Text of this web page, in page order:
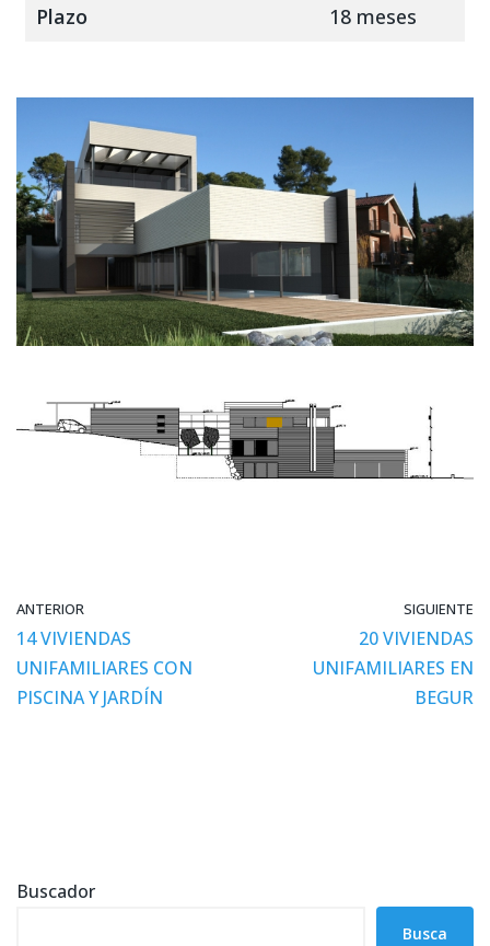
Plazo
18 meses
ANTERIOR
14 VIVIENDAS
UNIFAMILIARES CON
PISCINA Y JARDÍN
SIGUIENTE
20 VIVIENDAS
UNIFAMILIARES EN
BEGUR
Buscador
Busca